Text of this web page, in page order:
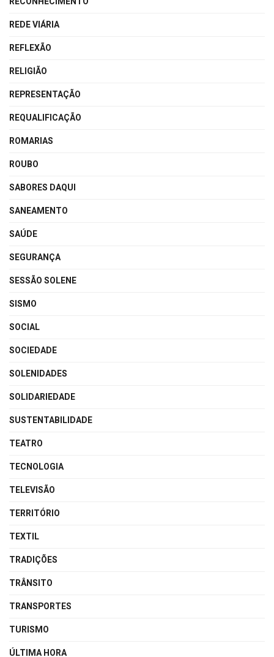
REDE VIÁRIA
REFLEXÃO
RELIGIÃO
REPRESENTAÇÃO
REQUALIFICAÇÃO
ROMARIAS
ROUBO
SABORES DAQUI
SANEAMENTO
SAÚDE
SEGURANÇA
SESSÃO SOLENE
SISMO
SOCIAL
SOCIEDADE
SOLENIDADES
SOLIDARIEDADE
SUSTENTABILIDADE
TEATRO
TECNOLOGIA
TELEVISÃO
TERRITÓRIO
TEXTIL
TRADIÇÕES
TRÂNSITO
TRANSPORTES
TURISMO
ÚLTIMA HORA